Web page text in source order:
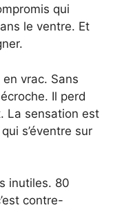
qui
le ventre. Et
vrac. Sans
Il perd
La sensation est
s’éventre sur
inutiles. 80
contre-